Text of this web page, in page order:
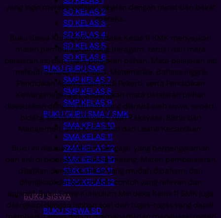
SD KELAS 2
SD KELAS 3
SD KELAS 4
SD KELAS 5
SD KELAS 6
BUKU GURU SMP
SMP KELAS 7
SMP KELAS 8
SMP KELAS 9
BUKU GURU SMA / SMK
SMA KELAS 10
SMA KELAS 11
SMA KELAS 12
SMK KELAS 10
SMK KELAS 11
SMK KELAS 12
BUKU SISWA
BUKU SISWA SD
yang ingin mereka pelajari, sejalan dengan minat dan bakat
mereka.
Buku Siswa Kurikulum Merdeka Kelas 11 SMK menyajikan
materi pembelajaran yang beragam, terdiri dari mata
pelajaran inti dan mata pelajaran pilihan. Mata pelajaran inti
meliputi Bahasa Indonesia, Matematika, Bahasa Inggris,
Pendidikan Agama dan Budi Pekerti, serta Pendidikan
Kewarganegaraan. Sedangkan mata pelajaran pilihan
disesuaikan dengan jurusan yang diambil oleh siswa, seperti
bidang keahlian Teknologi dan Rekayasa, Bisnis dan
Manajemen, atau Kesehatan dan Usaha Kecantikan.
Buku ini disusun oleh tim pengajar yang berpengalaman
dan ahli di bidangnya masing-masing. Materi pembelajaran
disajikan dengan bahasa yang mudah dipahami dan
dilengkapi dengan contoh-contoh yang relevan dan
aplikatif. Buku Siswa Kurikulum Merdeka Kelas 11 SMK juga
dilengkapi dengan latihan soal dan tugas-tugas yang dapat